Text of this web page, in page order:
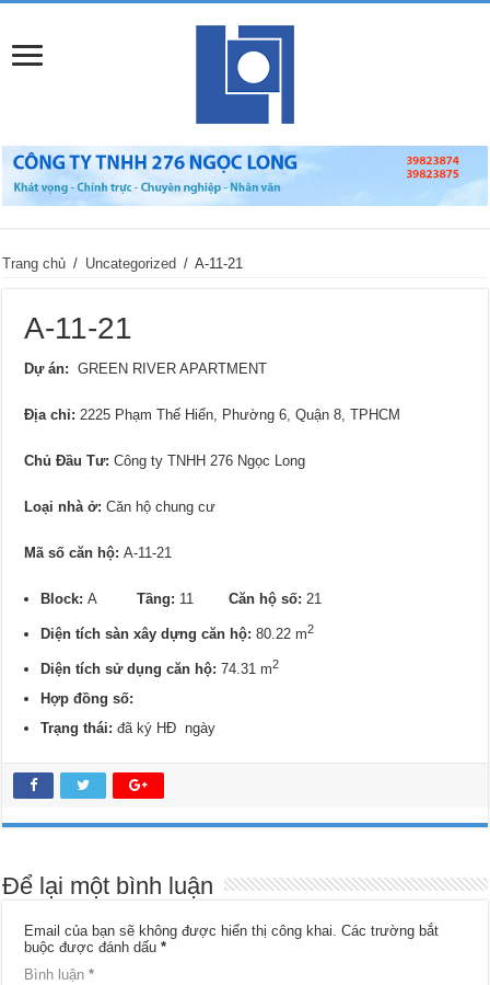
Trang chủ / Uncategorized / A-11-21
A-11-21
Dự án: GREEN RIVER APARTMENT
Địa chỉ: 2225 Phạm Thế Hiển, Phường 6, Quận 8, TPHCM
Chủ Đầu Tư: Công ty TNHH 276 Ngọc Long
Loại nhà ở: Căn hộ chung cư
Mã số căn hộ:A-11-21
Block:ATầng: 11Căn hộ số: 21
Diện tích sàn xây dựng căn hộ:80.22 m2
Diện tích sử dụng căn hộ: 74.31 m2
Hợp đồng số:
Trạng thái:đã ký HĐ ngày
Để lại một bình luận
Email của bạn sẽ không được hiển thị công khai. Các trường bắt
buộc được đánh dấu*
Bình luận*